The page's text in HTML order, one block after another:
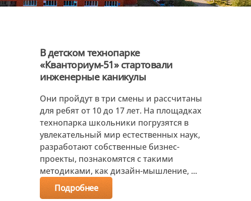
В детском технопарке
«Кванториум-51» стартовали
инженерные каникулы
Они пройдут в три смены и рассчитаны
для ребят от 10 до 17 лет. На площадках
технопарка школьники погрузятся в
увлекательный мир естественных наук,
разработают собственные бизнес-
проекты, познакомятся с такими
методиками, как дизайн-мышление, ...
Подробнее